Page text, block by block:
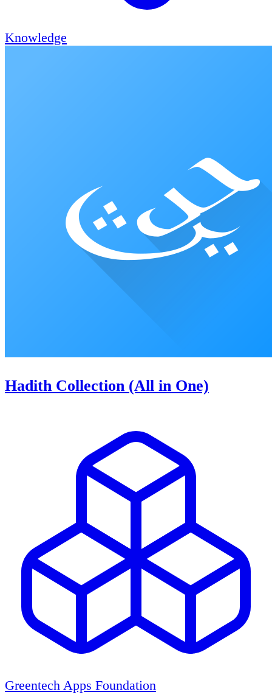
Knowledge
Hadith Collection (All in One)
Greentech Apps Foundation